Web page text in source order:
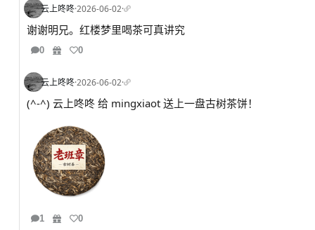
云上咚咚·2026-06-02·
谢谢明兄。红楼梦里喝茶可真讲究
0 0
云上咚咚·2026-06-02·
(^-^) 云上咚咚 给 mingxiaot 送上一盘古树茶饼！
1 0